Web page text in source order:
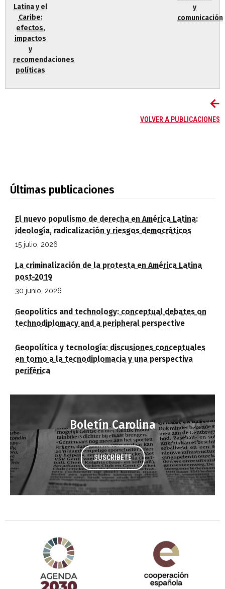
Latina y el
Caribe:
efectos,
impactos
y
recomendaciones
políticas
y
comunicación
VOLVER A PUBLICACIONES
Últimas publicaciones
El nuevo populismo de derecha en América Latina:
ideología, radicalización y riesgos democráticos
15 julio, 2026
La criminalización de la protesta en América Latina
post-2019
30 junio, 2026
Geopolitics and technology: conceptual debates on
technodiplomacy and a peripheral perspective
Geopolítica y tecnología: discusiones conceptuales
en torno a la tecnodiplomacia y una perspectiva
periférica
Boletín Carolina
SUSCRÍBETE